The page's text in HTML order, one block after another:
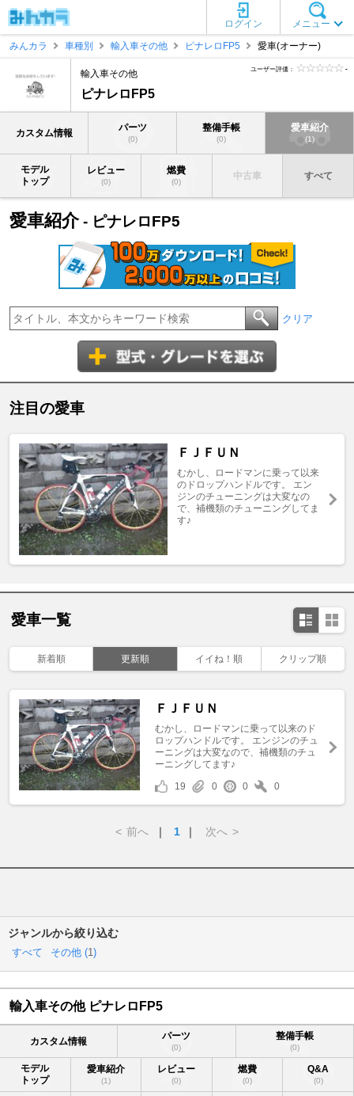
メニュー
ログイン
みんカラ
車種別 輸入車その他 ピナレロFP5 愛車(オーナー)
輸入車その他
ピナレロFP5
ユーザー評価： -
カスタム情報 パーツ
(0)
整備手帳
(0)
愛車紹介
(1)
モデル
トップ
レビュー
(0)
燃費
(0)
中古車 すべて
愛車紹介- ピナレロFP5
クリア
注目の愛車
ＦＪＦＵＮ
むかし、ロードマンに乗って以来
のドロップハンドルです。 エン
ジンのチューニングは大変なの
で、補機類のチューニングしてま
す♪
愛車一覧
新着順 更新順 イイね！順 クリップ順
ＦＪＦＵＮ
むかし、ロードマンに乗って以来のド
ロップハンドルです。 エンジンのチュ
ーニングは大変なので、補機類のチュ
ーニングしてます♪
19
0 0 0
< 前へ ｜ 1 ｜ 次へ >
ジャンルから絞り込む
すべて その他 (1)
輸入車その他 ピナレロFP5
カスタム情報 パーツ
(0)
整備手帳
(0)
モデル
トップ
愛車紹介
(1)
レビュー
(0)
燃費
(0)
Q&A
(0)